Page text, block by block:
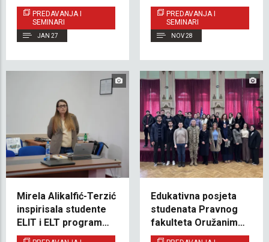
inspirisali buduće
studente na Zimskoj
školi
PREDAVANJA I
SEMINARI
JAN 27
održivosti i
razgovarali o budućoj
saradnji
PREDAVANJA I
SEMINARI
NOV 28
Mirela Alikalfić-Terzić
inspirisala studente
ELIT i ELT programa
gostujućim
Edukativna posjeta
studenata Pravnog
fakulteta Oružanim
snagama Bosne i